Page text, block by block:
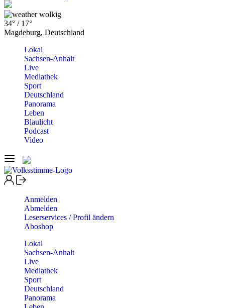
wolkig
34° / 17°
Magdeburg, Deutschland
Lokal
Sachsen-Anhalt
Live
Mediathek
Sport
Deutschland
Panorama
Leben
Blaulicht
Podcast
Video
Anmelden
Abmelden
Leserservices / Profil ändern
Aboshop
Lokal
Sachsen-Anhalt
Live
Mediathek
Sport
Deutschland
Panorama